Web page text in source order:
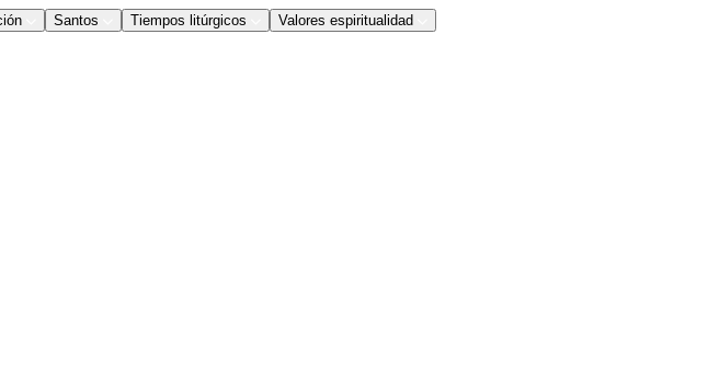
Santos Tiempos litúrgicos Valores espiritualidad